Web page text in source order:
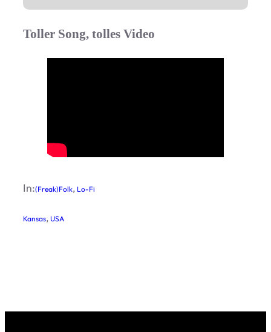
Toller Song, tolles Video
In:(Freak)Folk, Lo-Fi
Kansas, USA